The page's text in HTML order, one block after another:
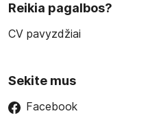
Reikia pagalbos?
CV pavyzdžiai
Sekite mus
Facebook